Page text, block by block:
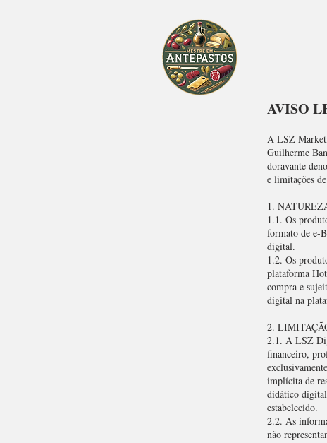
AVISO
A LSZ
Guilherme
doravante
e limitações
1.
1.1. Os
formato de e-
digital.
1.2. Os
plataforma
compra e
digital na
2.
2.1. A LSZ
financeiro,
implícita de
didático
estabelecido.
2.2. As
não